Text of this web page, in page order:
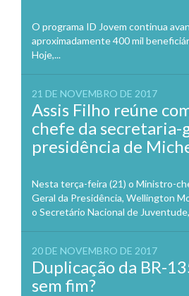
O programa ID Jovem continua
aproximadamente 400 mil
Hoje,...
21 DE NOVEMBRO DE 2017
Assis Filho reúne
chefe da secretaria-
presidência de
Nesta terça-feira (21) o Ministro-
Geral da Presidência, Wellington
o Secretário Nacional de
20 DE NOVEMBRO DE 2017
Duplicação da BR-
sem fim?